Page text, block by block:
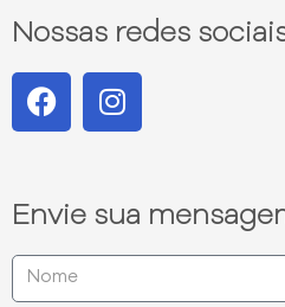
Nossas redes
Envie sua